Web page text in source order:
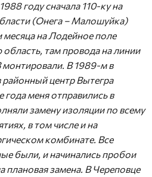
году сначала 110-ку на
(Онега – Малошуйка)
месяца на Лодейное поле
там провода на линии
монтировали. В 1989-м в
центр Вытегра
года меня отправились в
замену изоляции по всему
в том числе и на
комбинате. Все
были, и начинались пробои
замена. В Череповце